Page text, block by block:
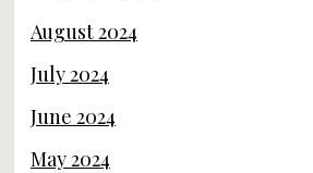
August 2024
July 2024
June 2024
May 2024